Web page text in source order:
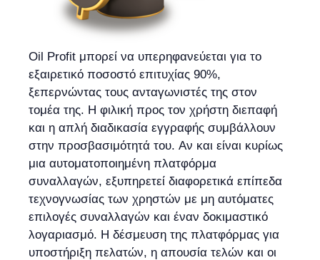
Oil Profit μπορεί να υπερηφανεύεται για το
εξαιρετικό ποσοστό επιτυχίας 90%,
ξεπερνώντας τους ανταγωνιστές της στον
τομέα της. Η φιλική προς τον χρήστη διεπαφή
και η απλή διαδικασία εγγραφής συμβάλλουν
στην προσβασιμότητά του. Αν και είναι κυρίως
μια αυτοματοποιημένη πλατφόρμα
συναλλαγών, εξυπηρετεί διαφορετικά επίπεδα
τεχνογνωσίας των χρηστών με μη αυτόματες
επιλογές συναλλαγών και έναν δοκιμαστικό
λογαριασμό. Η δέσμευση της πλατφόρμας για
υποστήριξη πελατών, η απουσία τελών και οι